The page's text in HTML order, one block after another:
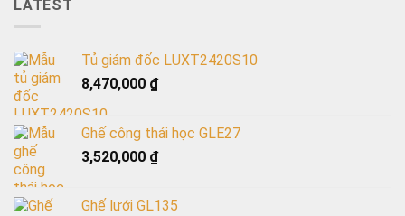
LATEST
Tủ giám đốc LUXT2420S10
8,470,000 ₫
Ghế công thái học GLE27
3,520,000 ₫
Ghế lưới GL135